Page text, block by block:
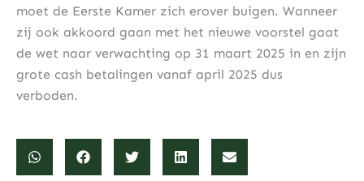
moet de Eerste Kamer zich erover buigen. Wanneer
zij ook akkoord gaan met het nieuwe voorstel gaat
de wet naar verwachting op 31 maart 2025 in en zijn
grote cash betalingen vanaf april 2025 dus
verboden.